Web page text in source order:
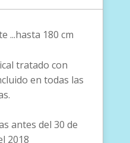
...hasta 180 cm
tratado con
en todas las
antes del 30 de
2018